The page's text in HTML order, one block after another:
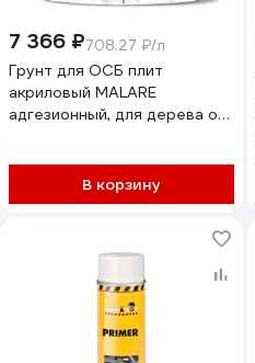
7 366 ₽708.27 ₽/л
Грунт для ОСБ плит
акриловый MALARE
адгезионный, для дерева от
кг 4610362814731
ГОСББЕЛ1000
В корзину